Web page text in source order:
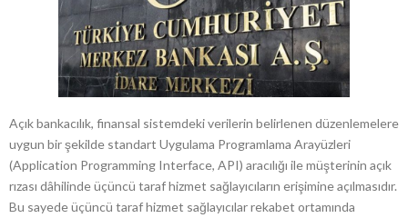
Açık bankacılık, finansal sistemdeki verilerin belirlenen düzenlemelere
uygun bir şekilde standart Uygulama Programlama Arayüzleri
(Application Programming Interface, API) aracılığı ile müşterinin açık
rızası dâhilinde üçüncü taraf hizmet sağlayıcıların erişimine açılmasıdır.
Bu sayede üçüncü taraf hizmet sağlayıcılar rekabet ortamında